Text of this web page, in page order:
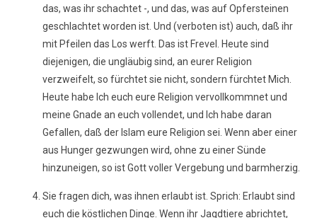
das, was ihr schachtet -, und das, was auf Opfersteinen
geschlachtet worden ist. Und (verboten ist) auch, daß ihr
mit Pfeilen das Los werft. Das ist Frevel. Heute sind
diejenigen, die ungläubig sind, an eurer Religion
verzweifelt, so fürchtet sie nicht, sondern fürchtet Mich.
Heute habe Ich euch eure Religion vervollkommnet und
meine Gnade an euch vollendet, und Ich habe daran
Gefallen, daß der Islam eure Religion sei. Wenn aber einer
aus Hunger gezwungen wird, ohne zu einer Sünde
hinzuneigen, so ist Gott voller Vergebung und barmherzig.
Sie fragen dich, was ihnen erlaubt ist. Sprich: Erlaubt sind
euch die köstlichen Dinge. Wenn ihr Jagdtiere abrichtet,